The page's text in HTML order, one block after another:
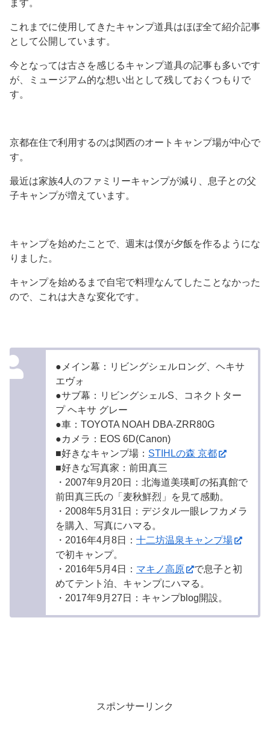
ます。
これまでに使用してきたキャンプ道具はほぼ全て紹介記事
として公開しています。
今となっては古さを感じるキャンプ道具の記事も多いです
が、ミュージアム的な想い出として残しておくつもりで
す。
京都在住で利用するのは関西のオートキャンプ場が中心で
す。
最近は家族4人のファミリーキャンプが減り、息子との父
子キャンプが増えています。
キャンプを始めたことで、週末は僕が夕飯を作るようにな
りました。
キャンプを始めるまで自宅で料理なんてしたことなかった
ので、これは大きな変化です。
●メイン幕：リビングシェルロング、ヘキサ
エヴォ
●サブ幕：リビングシェルS、コネクトター
プ ヘキサ グレー
●車：TOYOTA NOAH DBA-ZRR80G
●カメラ：EOS 6D(Canon)
■好きなキャンプ場： STIHLの森 京都
■好きな写真家：前田真三
・2007年9月20日：北海道美瑛町の拓真館で
前田真三氏の「麦秋鮮烈」を見て感動。
・2008年5月31日：デジタル一眼レフカメラ
を購入、写真にハマる。
・2016年4月8日： 十二坊温泉キャンプ場
で初キャンプ。
・2016年5月4日： マキノ高原
で息子と初
めてテント泊、キャンプにハマる。
・2017年9月27日：キャンプblog開設。
スポンサーリンク